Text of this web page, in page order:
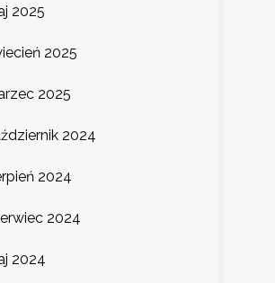
2025
2025
2025
2024
2024
2024
2024